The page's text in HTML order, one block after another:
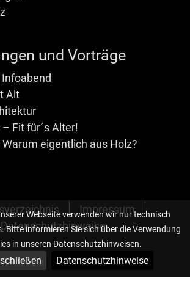
Webseite verwenden wir nur technisch
Bitte informieren Sie sich über die Verwendung
in unseren Datenschutzhinweisen.
Datenschutzhinweise
und Vorträge
Alt
Fit für´s Alter!
eigentlich aus Holz?
Impressum
Datenschutzhinweise